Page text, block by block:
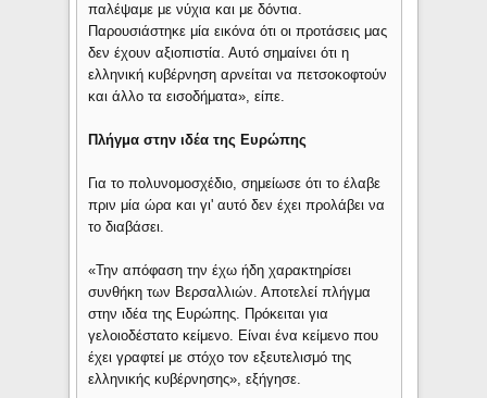
παλέψαμε με νύχια και με δόντια.
Παρουσιάστηκε μία εικόνα ότι οι προτάσεις μας
δεν έχουν αξιοπιστία. Αυτό σημαίνει ότι η
ελληνική κυβέρνηση αρνείται να πετσοκοφτούν
και άλλο τα εισοδήματα», είπε.
Πλήγμα στην ιδέα της Ευρώπης
Για το πολυνομοσχέδιο, σημείωσε ότι το έλαβε
πριν μία ώρα και γι' αυτό δεν έχει προλάβει να
το διαβάσει.
«Την απόφαση την έχω ήδη χαρακτηρίσει
συνθήκη των Βερσαλλιών. Αποτελεί πλήγμα
στην ιδέα της Ευρώπης. Πρόκειται για
γελοιοδέστατο κείμενο. Είναι ένα κείμενο που
έχει γραφτεί με στόχο τον εξευτελισμό της
ελληνικής κυβέρνησης», εξήγησε.